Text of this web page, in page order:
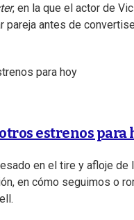
, en la que el actor de
pareja antes de
para hoy
estrenos para
en el tire y afloje
en cómo seguimos o